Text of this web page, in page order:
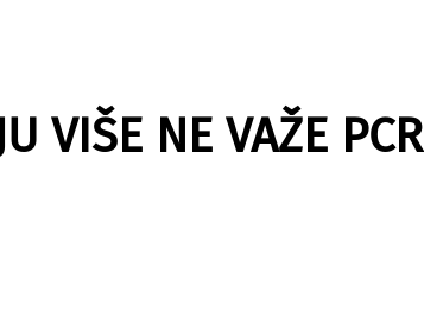
VIŠE NE VAŽE PCR